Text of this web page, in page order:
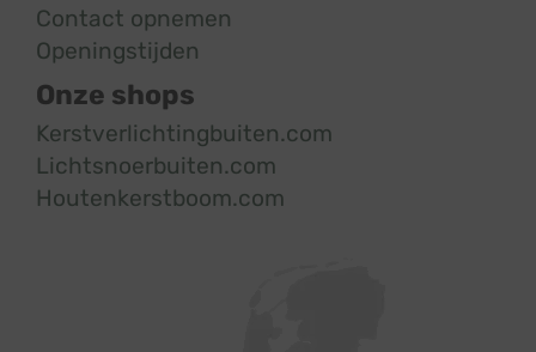
Contact opnemen
Openingstijden
Onze shops
Kerstverlichtingbuiten.com
Lichtsnoerbuiten.com
Houtenkerstboom.com